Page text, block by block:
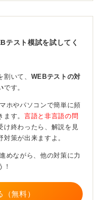
、特にスーツを着ていく
とはなく、気にしなくて
おこなうため、特に問
とえばお手洗いに行きた
手を挙げて伝えてくださ
ず注意事項の説明がある
くことが大切です。
テスト模試を試してく
いて、 WEBテストの対
です。
ホやパソコンで簡単に頻
ます。言語と非言語の問
け終わったら、解説を見
策が出来ますよ。
めながら、他の対策に力
！
無料）